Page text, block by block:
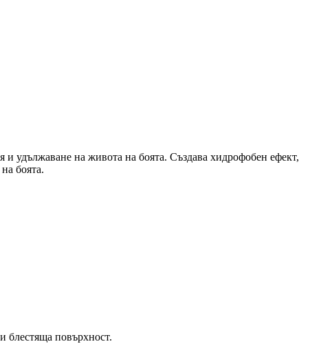
и удължаване на живота на боята. Създава хидрофобен ефект,
боята.
блестяща повърхност.